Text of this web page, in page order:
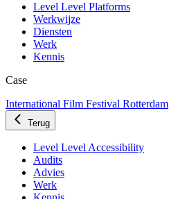
Level Level Platforms
Werkwijze
Diensten
Werk
Kennis
Case
International Film Festival Rotterdam
Terug
Level Level Accessibility
Audits
Advies
Werk